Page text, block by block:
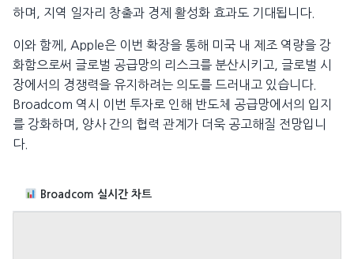
하며, 지역 일자리 창출과 경제 활성화 효과도 기대됩니다.
이와 함께, Apple은 이번 확장을 통해 미국 내 제조 역량을 강
화함으로써 글로벌 공급망의 리스크를 분산시키고, 글로벌 시
장에서의 경쟁력을 유지하려는 의도를 드러내고 있습니다.
Broadcom 역시 이번 투자로 인해 반도체 공급망에서의 입지
를 강화하며, 양사 간의 협력 관계가 더욱 공고해질 전망입니
다.
Broadcom 실시간 차트